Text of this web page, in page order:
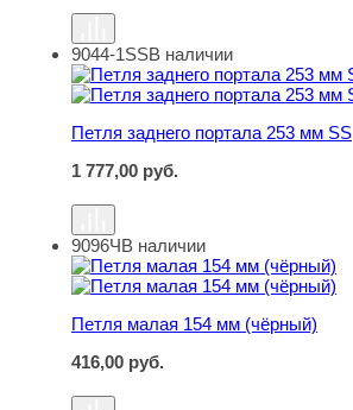
Петля заднего портала 253 мм SS
9044-1SSВ наличии
Петля заднего портала 253 мм SS
1 777,00 руб.
Петля малая 154 мм (чёрный)
9096ЧВ наличии
Петля малая 154 мм (чёрный)
416,00 руб.